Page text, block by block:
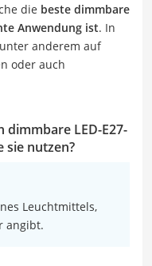
die beste dimmbare
Anwendung ist. In
anderem auf
oder auch
dimmbare LED-E27-
sie nutzen?
Leuchtmittels,
angibt.